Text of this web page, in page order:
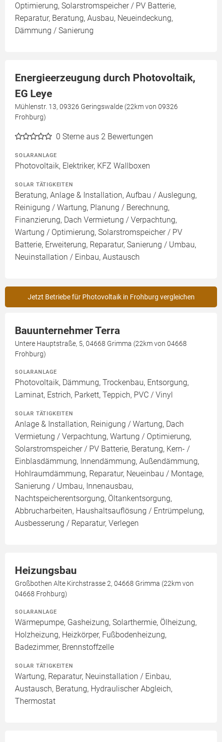
Optimierung, Solarstromspeicher / PV Batterie,
Reparatur, Beratung, Ausbau, Neueindeckung,
Dämmung / Sanierung
Energieerzeugung durch Photovoltaik,
EG Leye
Mühlenstr. 13, 09326 Geringswalde (22km von 09326
Frohburg)
0 Sterne aus 2 Bewertungen
SOLARANLAGE
Photovoltaik, Elektriker, KFZ Wallboxen
SOLAR TÄTIGKEITEN
Beratung, Anlage & Installation, Aufbau / Auslegung,
Reinigung / Wartung, Planung / Berechnung,
Finanzierung, Dach Vermietung / Verpachtung,
Wartung / Optimierung, Solarstromspeicher / PV
Batterie, Erweiterung, Reparatur, Sanierung / Umbau,
Neuinstallation / Einbau, Austausch
Jetzt Betriebe für Photovoltaik in Frohburg vergleichen
Bauunternehmer Terra
Untere Hauptstraße, 5, 04668 Grimma (22km von 04668
Frohburg)
SOLARANLAGE
Photovoltaik, Dämmung, Trockenbau, Entsorgung,
Laminat, Estrich, Parkett, Teppich, PVC / Vinyl
SOLAR TÄTIGKEITEN
Anlage & Installation, Reinigung / Wartung, Dach
Vermietung / Verpachtung, Wartung / Optimierung,
Solarstromspeicher / PV Batterie, Beratung, Kern- /
Einblasdämmung, Innendämmung, Außendämmung,
Hohlraumdämmung, Reparatur, Neueinbau / Montage,
Sanierung / Umbau, Innenausbau,
Nachtspeicherentsorgung, Öltankentsorgung,
Abbrucharbeiten, Haushaltsauflösung / Entrümpelung,
Ausbesserung / Reparatur, Verlegen
Heizungsbau
Großbothen Alte Kirchstrasse 2, 04668 Grimma (22km von
04668 Frohburg)
SOLARANLAGE
Wärmepumpe, Gasheizung, Solarthermie, Ölheizung,
Holzheizung, Heizkörper, Fußbodenheizung,
Badezimmer, Brennstoffzelle
SOLAR TÄTIGKEITEN
Wartung, Reparatur, Neuinstallation / Einbau,
Austausch, Beratung, Hydraulischer Abgleich,
Thermostat